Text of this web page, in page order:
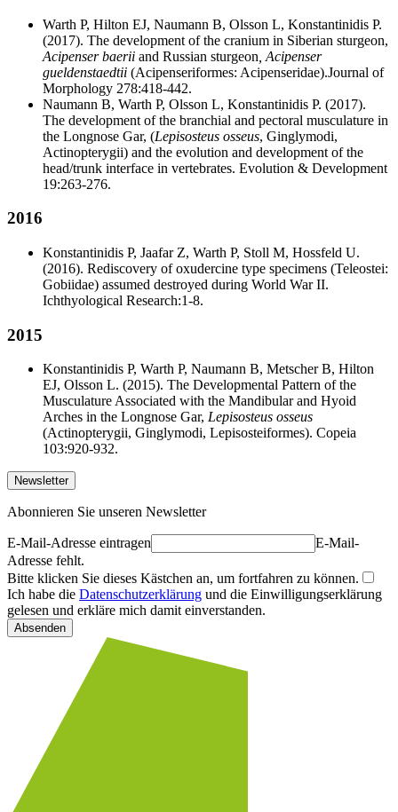
Warth P, Hilton EJ, Naumann B, Olsson L, Konstantinidis P.
(2017). The development of the cranium in Siberian sturgeon,
Acipenser baerii and Russian sturgeon , Acipenser
gueldenstaedtii (Acipenseriformes: Acipenseridae).Journal of
Morphology 278:418-442.
Naumann B, Warth P, Olsson L, Konstantinidis P. (2017).
The development of the branchial and pectoral musculature in
the Longnose Gar, (Lepisosteus osseus, Ginglymodi,
Actinopterygii) and the evolution and development of the
head/trunk interface in vertebrates. Evolution & Development
19:263-276.
2016
Konstantinidis P, Jaafar Z, Warth P, Stoll M, Hossfeld U.
(2016). Rediscovery of oxudercine type specimens (Teleostei:
Gobiidae) assumed destroyed during World War II.
Ichthyological Research:1-­8.
2015
Konstantinidis P, Warth P, Naumann B, Metscher B, Hilton
EJ, Olsson L. (2015). The Developmental Pattern of the
Musculature Associated with the Mandibular and Hyoid
Arches in the Longnose Gar, Lepisosteus osseus
(Actinopterygii, Ginglymodi, Lepisosteiformes). Copeia
103:920-932.
Newsletter
Abonnieren Sie unseren Newsletter
E-Mail-Adresse eintragen
E-Mail-
Adresse fehlt.
Bitte klicken Sie dieses Kästchen an, um fortfahren zu können.
Ich habe die Datenschutzerklärung und die Einwilligungserklärung
gelesen und erkläre mich damit einverstanden.
Absenden